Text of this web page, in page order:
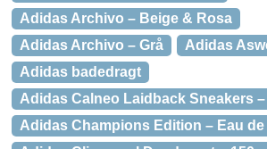
Adidas Archivo – Beige & Rosa
Adidas Archivo – Grå
Adidas
Adidas badedragt
Adidas Calneo Laidback Sneakers
Adidas Champions Edition – Eau de